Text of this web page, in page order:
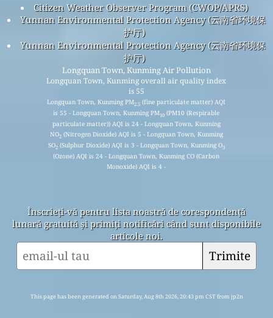
Citizen Weather Observer Program (CWOP/APRS)
Yunnan Environmental Protection Agency (云南省环境保
护厅)
Yunnan Environmental Protection Agency (云南省环境保
护厅)
Longquan Town, Kunming Air Pollution
Longquan Town, Kunming overall air quality index
is 55
Longquan Town, Kunming PM2.5 (fine particulate matter) AQI
is 55 - Longquan Town, Kunming PM10 (PM10 (Respirable
particulate matter)) AQI is 24 - Longquan Town, Kunming
NO2(Nitrogen Dioxide) AQI is 5 - Longquan Town, Kunming
SO2(Sulphur Dioxide) AQI is 3 - Longquan Town, Kunming O3
(Ozone) AQI is 24 - Longquan Town, Kunming CO (Carbon
Monoxide) AQI is 4 -
Înscrieți-vă pentru lista noastră de corespondență
lunară gratuită și primiți notificări când sunt disponibile
articole noi.
Trimite
This page has been generated on Saturday, Aug 8th 2026, 20:43 pm CST from jp2n